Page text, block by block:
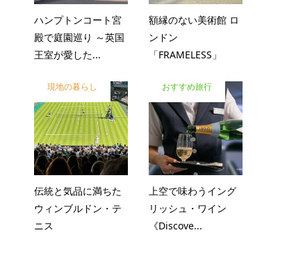
ハンプトンコート宮
殿で庭園巡り ～英国
王室が愛した...
額縁のない美術館 ロ
ンドン
「FRAMELESS」
現地の暮らし
伝統と気品に満ちた
ウィンブルドン・テ
ニス
おすすめ旅行
上空で味わうイング
リッシュ・ワイン
《Discove...